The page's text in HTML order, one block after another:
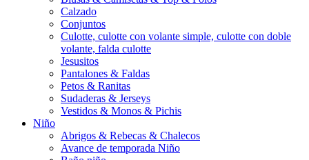
Calzado
Conjuntos
Culotte, culotte con volante simple, culotte con doble
volante, falda culotte
Jesusitos
Pantalones & Faldas
Petos & Ranitas
Sudaderas & Jerseys
Vestidos & Monos & Pichis
Niño
Abrigos & Rebecas & Chalecos
Avance de temporada Niño